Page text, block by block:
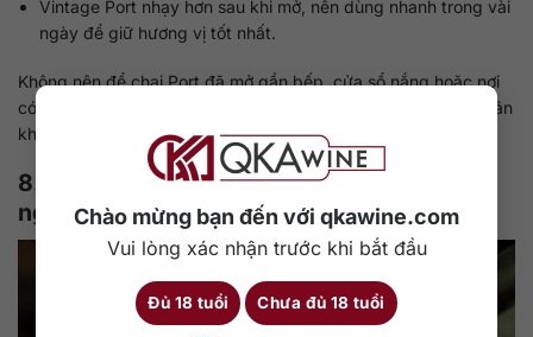
Chào mừng bạn đến với qkawine.com
Vui lòng xác nhận trước khi bắt đầu
Đủ 18 tuổi Chưa đủ 18 tuổi
Vintage Port nhạy hơn sau khi mở, nên dùng nhanh trong vài
ngày để giữ hương vị tốt nhất.
Không nên để chai Port đã mở gần bếp, cửa sổ nắng hoặc nơi
có nhiệt độ thay đổi mạnh. Nếu có điều kiện, dùng nút hút chân
không sẽ giúp rượu ổn định hơn.
8. Nên chọn loại rượu vang Port nào cho
người mới?